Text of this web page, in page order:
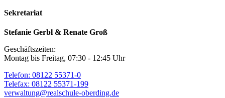
Sekretariat
Stefanie Gerbl & Renate Groß
Geschäftszeiten:
Montag bis Freitag, 07:30 - 12:45 Uhr
Telefon: 08122 55371-0
Telefax: 08122 55371-199
verwaltung@realschule-oberding.de